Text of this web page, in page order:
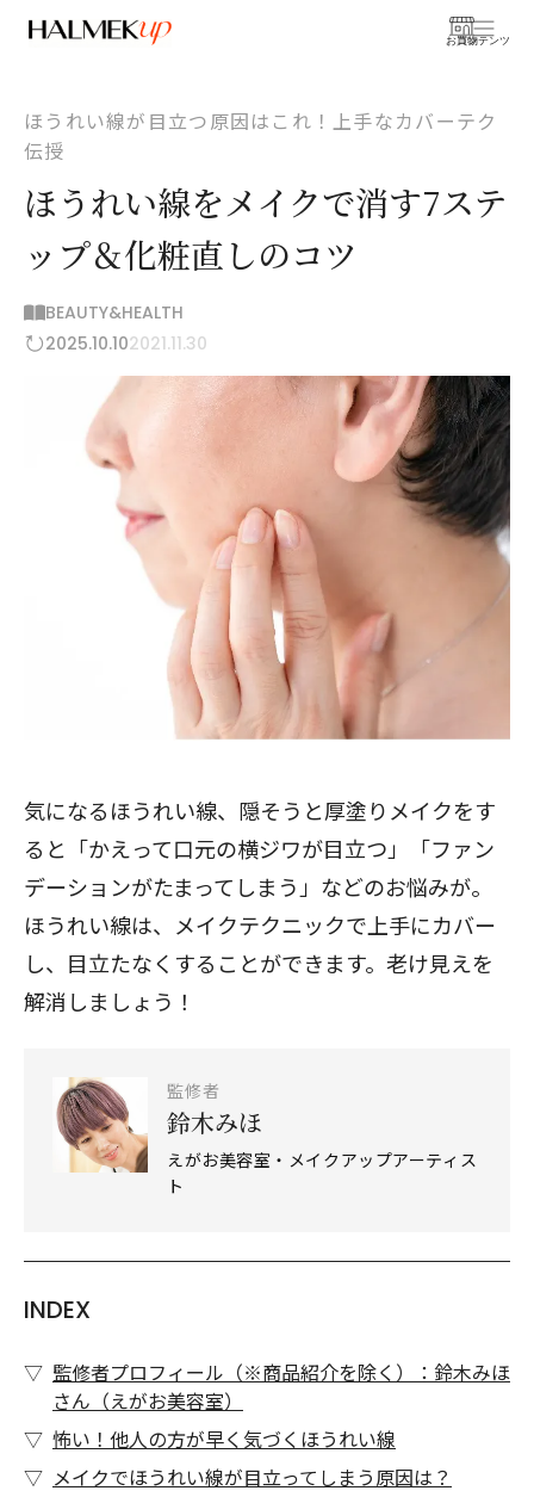
お買物
コンテンツ
ほうれい線が目立つ原因はこれ！上手なカバーテク
伝授
ほうれい線をメイクで消す7ステ
ップ＆化粧直しのコツ
BEAUTY&HEALTH
2025.10.102021.11.30
気になるほうれい線、隠そうと厚塗りメイクをす
ると「かえって口元の横ジワが目立つ」「ファン
デーションがたまってしまう」などのお悩みが。
ほうれい線は、メイクテクニックで上手にカバー
し、目立たなくすることができます。老け見えを
解消しましょう！
監修者
鈴木みほ
えがお美容室・メイクアップアーティス
ト
INDEX
監修者プロフィール（※商品紹介を除く）：鈴木みほ
さん（えがお美容室）
怖い！他人の方が早く気づくほうれい線
メイクでほうれい線が目立ってしまう原因は？